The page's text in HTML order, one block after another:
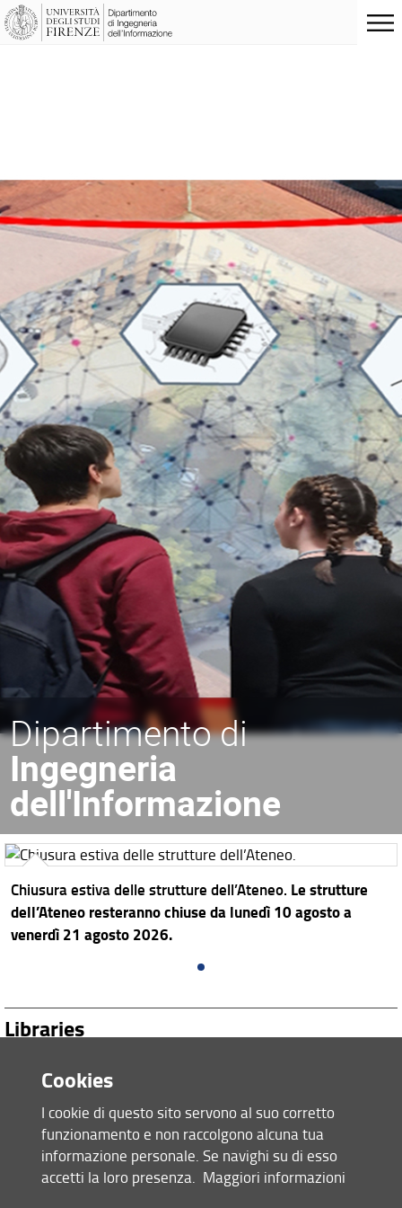
Dipartimento di
Ingegneria
dell'Informazione
Chiusura estiva delle strutture dell’Ateneo. Le strutture
dell’Ateneo resteranno chiuse da lunedì 10 agosto a
venerdì 21 agosto 2026.
Libraries
catalogues:
Libraries|Collections|Services
Site map
Cookies
I cookie di questo sito servono al suo corretto
funzionamento e non raccolgono alcuna tua
informazione personale. Se navighi su di esso
accetti la loro presenza. Maggiori informazioni